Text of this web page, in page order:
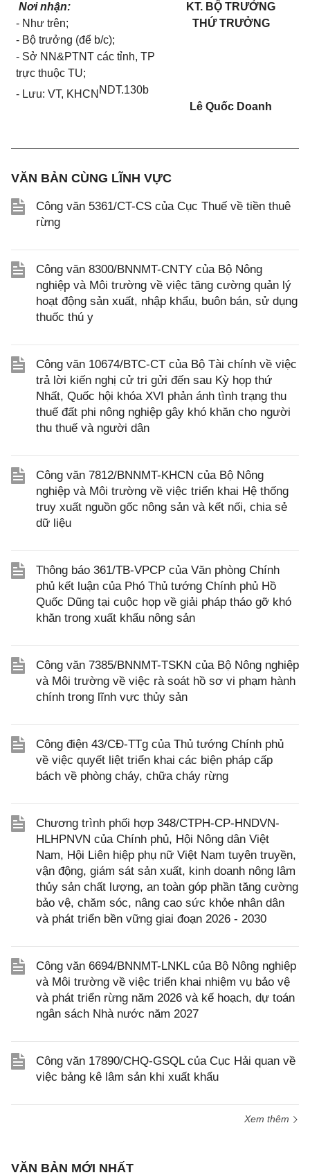
Nơi nhận:
- Như trên;
- Bộ trưởng (để b/c);
- Sở NN&PTNT các tỉnh, TP
trực thuộc TU;
- Lưu: VT, KHCN NDT.130b
KT. BỘ TRƯỞNG
THỨ TRƯỞNG
Lê Quốc Doanh
VĂN BẢN CÙNG LĨNH VỰC
Công văn 5361/CT-CS của Cục Thuế về tiền thuê
rừng
Công văn 8300/BNNMT-CNTY của Bộ Nông
nghiệp và Môi trường về việc tăng cường quản lý
hoạt động sản xuất, nhập khẩu, buôn bán, sử dụng
thuốc thú y
Công văn 10674/BTC-CT của Bộ Tài chính về việc
trả lời kiến nghị cử tri gửi đến sau Kỳ họp thứ
Nhất, Quốc hội khóa XVI phản ánh tình trạng thu
thuế đất phi nông nghiệp gây khó khăn cho người
thu thuế và người dân
Công văn 7812/BNNMT-KHCN của Bộ Nông
nghiệp và Môi trường về việc triển khai Hệ thống
truy xuất nguồn gốc nông sản và kết nối, chia sẻ
dữ liệu
Thông báo 361/TB-VPCP của Văn phòng Chính
phủ kết luận của Phó Thủ tướng Chính phủ Hồ
Quốc Dũng tại cuộc họp về giải pháp tháo gỡ khó
khăn trong xuất khẩu nông sản
Công văn 7385/BNNMT-TSKN của Bộ Nông nghiệp
và Môi trường về việc rà soát hồ sơ vi phạm hành
chính trong lĩnh vực thủy sản
Công điện 43/CĐ-TTg của Thủ tướng Chính phủ
về việc quyết liệt triển khai các biện pháp cấp
bách về phòng cháy, chữa cháy rừng
Chương trình phối hợp 348/CTPH-CP-HNDVN-
HLHPNVN của Chính phủ, Hội Nông dân Việt
Nam, Hội Liên hiệp phụ nữ Việt Nam tuyên truyền,
vận động, giám sát sản xuất, kinh doanh nông lâm
thủy sản chất lượng, an toàn góp phần tăng cường
bảo vệ, chăm sóc, nâng cao sức khỏe nhân dân
và phát triển bền vững giai đoạn 2026 - 2030
Công văn 6694/BNNMT-LNKL của Bộ Nông nghiệp
và Môi trường về việc triển khai nhiệm vụ bảo vệ
và phát triển rừng năm 2026 và kế hoạch, dự toán
ngân sách Nhà nước năm 2027
Công văn 17890/CHQ-GSQL của Cục Hải quan về
việc bảng kê lâm sản khi xuất khẩu
Xem thêm
VĂN BẢN MỚI NHẤT